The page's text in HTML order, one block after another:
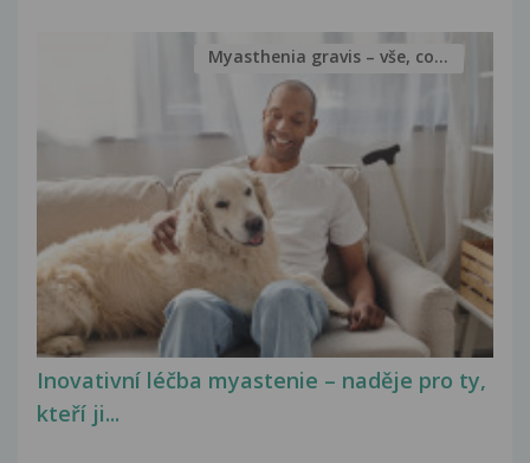
Inovativní léčba myastenie – naděje pro ty,
kteří ji...
Myasthenia gravis – vše, co...